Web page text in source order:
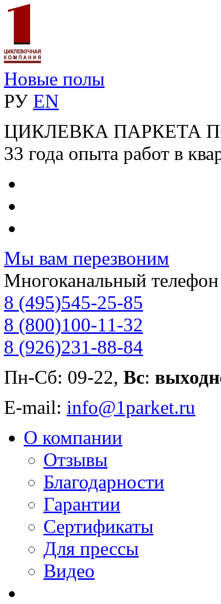
Новые полы
РУ EN
ЦИКЛЕВКА ПАРКЕТА
33 года опыта работ в
Мы вам перезвоним
Многоканальный телефон
8 (495)545-25-85
8 (800)100-11-32
8 (926)231-88-84
Пн-Сб: 09-22, Вс:
E-mail: info@1parket.ru
О компании
Отзывы
Благодарности
Гарантии
Сертификаты
Для прессы
Видео